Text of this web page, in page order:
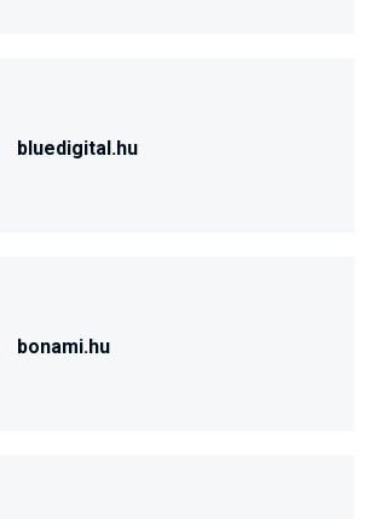
bluedigital.hu
bonami.hu